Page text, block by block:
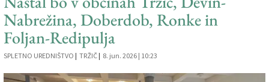
V Kioskih
Nabrežina, Doberdob, Ronke in
Foljan-Redipulja
SPLETNO UREDNIŠTVO | TRŽIČ | 8. jun. 2026 | 10:23